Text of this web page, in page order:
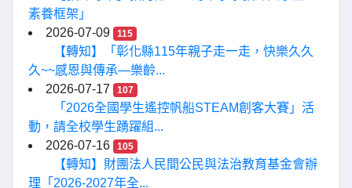
素養框架」
2026-07-09
115
【轉知】「彰化縣115年親子走一走，快樂久久
久~~感恩與傳承—樂齡...
2026-07-17
107
「2026全國學生遙控帆船STEAM創客大賽」活
動，請全校學生踴躍組...
2026-07-16
105
【轉知】財團法人民間公民與法治教育基金會辦
理「2026-2027年全...